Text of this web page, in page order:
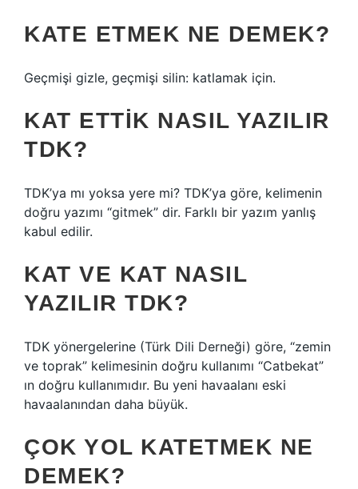
KATE ETMEK NE DEMEK?
Geçmişi gizle, geçmişi silin: katlamak için.
KAT ETTIK NASIL YAZILIR
TDK?
TDK’ya mı yoksa yere mi? TDK’ya göre, kelimenin
doğru yazımı “gitmek” dir. Farklı bir yazım yanlış
kabul edilir.
KAT VE KAT NASIL
YAZILIR TDK?
TDK yönergelerine (Türk Dili Derneği) göre, “zemin
ve toprak” kelimesinin doğru kullanımı “Catbekat”
ın doğru kullanımıdır. Bu yeni havaalanı eski
havaalanından daha büyük.
ÇOK YOL KATETMEK NE
DEMEK?